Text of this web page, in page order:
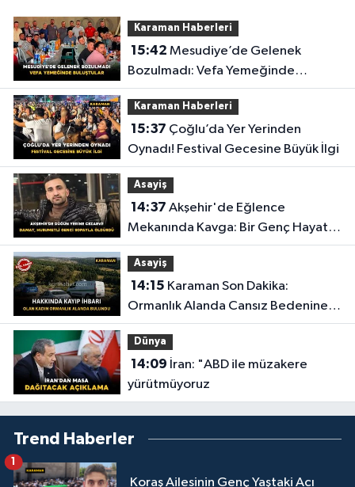
Karaman Haberleri
15:42
Bozulmadı: Vefa Yemeğinde
Buluştular
Karaman Haberleri
15:37
Oynadı! Festival Gecesine Büyük İlgi
Asayiş
14:37
Mekanında Kavga: Bir Genç Hayatını
Kaybetti
Asayiş
14:15
Ormanlık Alanda Cansız Bedenine
Ulaşıldı
Dünya
14:09
yürütmüyoruz
Trend Haberler
Koraş Ailesinin Genç Yaştaki Acı
1